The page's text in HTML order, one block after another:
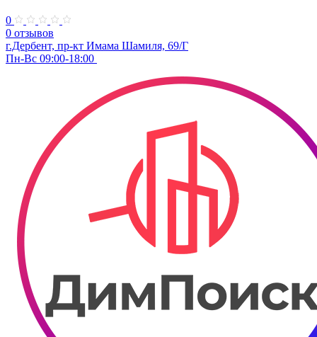
0
0 отзывов
г.Дербент, пр-кт Имама Шамиля, 69/Г
Пн-Вс 09:00-18:00 ​